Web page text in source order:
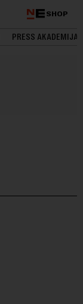
SHOP
PRESS AKADEMIJA